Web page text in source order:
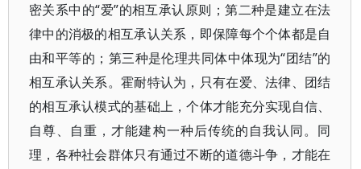
密关系中的“爱”的相互承认原则；第二种是建立在法
律中的消极的相互承认关系，即保障每个个体都是自
由和平等的；第三种是伦理共同体中体现为“团结”的
相互承认关系。霍耐特认为，只有在爱、法律、团结
的相互承认模式的基础上，个体才能充分实现自信、
自尊、自重，才能建构一种后传统的自我认同。同
理，各种社会群体只有通过不断的道德斗争，才能在